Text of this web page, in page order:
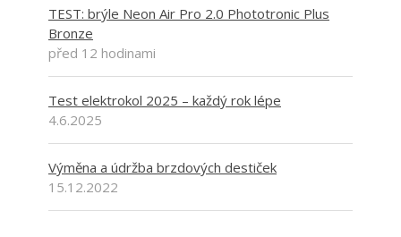
TEST: brýle Neon Air Pro 2.0 Phototronic Plus
Bronze
před 12 hodinami
Test elektrokol 2025 – každý rok lépe
4.6.2025
Výměna a údržba brzdových destiček
15.12.2022